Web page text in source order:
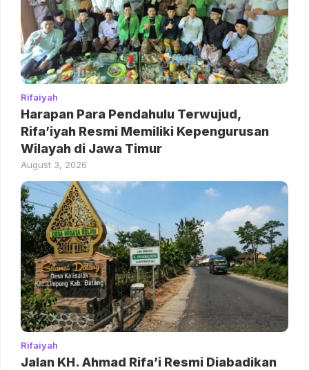
Rifaiyah
Harapan Para Pendahulu Terwujud,
Rifa’iyah Resmi Memiliki Kepengurusan
Wilayah di Jawa Timur
August 3, 2026
Rifaiyah
Jalan KH. Ahmad Rifa’i Resmi Diabadikan